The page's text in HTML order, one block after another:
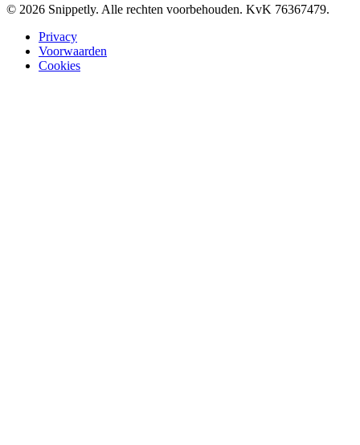
© 2026 Snippetly. Alle rechten voorbehouden. KvK 76367479.
Privacy
Voorwaarden
Cookies